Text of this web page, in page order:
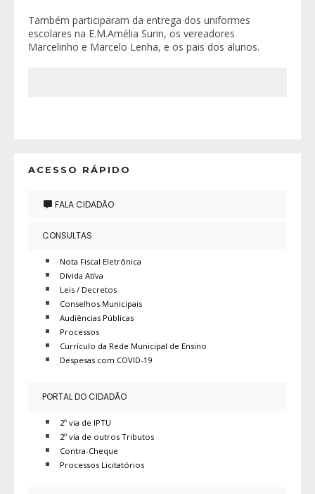
Também participaram da entrega dos uniformes
escolares na E.M.Amélia Surin, os vereadores
Marcelinho e Marcelo Lenha, e os pais dos alunos.
ACESSO RÁPIDO
FALA CIDADÃO
CONSULTAS
Nota Fiscal Eletrônica
Dívida Atíva
Leis / Decretos
Conselhos Municipais
Audiências Públicas
Processos
Currículo da Rede Municipal de Ensino
Despesas com COVID-19
PORTAL DO CIDADÃO
2º via de IPTU
2º via de outros Tributos
Contra-Cheque
Processos Licitatórios